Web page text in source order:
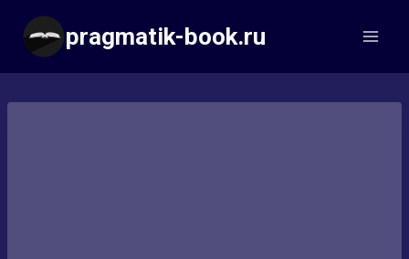
Перейти
содержимому
pragmatik-book.ru